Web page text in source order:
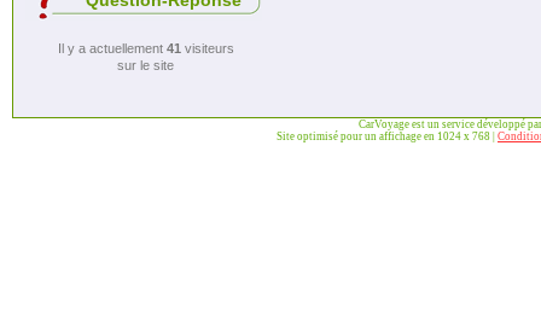
Il y a actuellement 41 visiteurs
sur le site
CarVoyage est un service développé
Site optimisé pour un affichage en 1024 x 768 |